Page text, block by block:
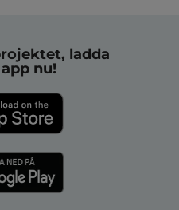
ladda
nu!